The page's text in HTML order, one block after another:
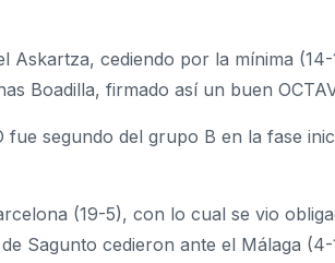
Askartza, cediendo por la mínima
Boadilla, firmado así un buen
fue segundo del grupo B en la fase
(19-5), con lo cual se vio
Sagunto cedieron ante el Málaga